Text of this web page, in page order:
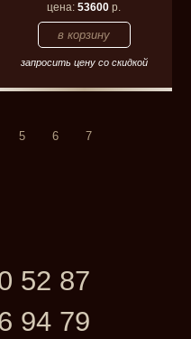
цена:53600 р.
запросить цену со скидкой
5 6 7
52 87
94 79